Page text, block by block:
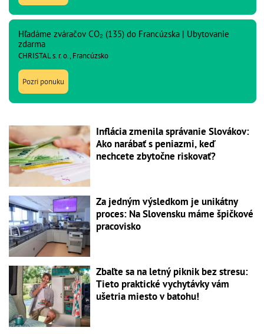
Hľadáme zváračov CO₂ (135) do Francúzska | Ubytovanie
zdarma
CHRISTAL s. r. o., Francúzsko
Pozri ponuku
Inflácia zmenila správanie Slovákov:
Ako narábať s peniazmi, keď
nechcete zbytočne riskovať?
Za jedným výsledkom je unikátny
proces: Na Slovensku máme špičkové
pracovisko
Zbaľte sa na letný piknik bez stresu:
Tieto praktické vychytávky vám
ušetria miesto v batohu!